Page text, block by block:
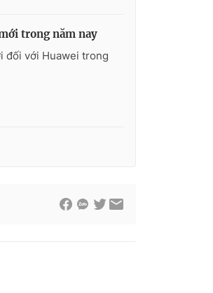
trong năm nay
đối với Huawei trong